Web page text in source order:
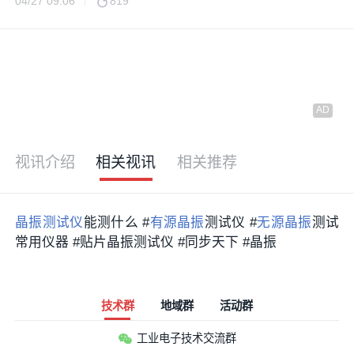
视讯介绍 相关视讯 相关推荐
晶振测试仪能测什么 #有源晶振测试仪 #无源晶振测试
常用仪器 #贴片晶振测试仪 #同步天下 #晶振
技术群 地域群 活动群
工业电子技术交流群